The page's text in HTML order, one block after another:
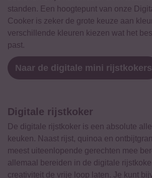
standen. Een hoogtepunt van onze
Cooker is zeker de grote keuze aan
verschillende kleuren kiezen wat het
past.
Naar de digitale mini rijstkokers
Digitale rijstkoker
De digitale rijstkoker is een absolute
keuken. Naast rijst, quinoa en
meest uiteenlopende gerechten mee
allemaal bereiden in de digitale
creativiteit de vrije loop laten. Je kunt